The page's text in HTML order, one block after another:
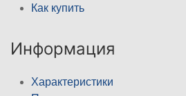
Как купить
Информация
Характеристики